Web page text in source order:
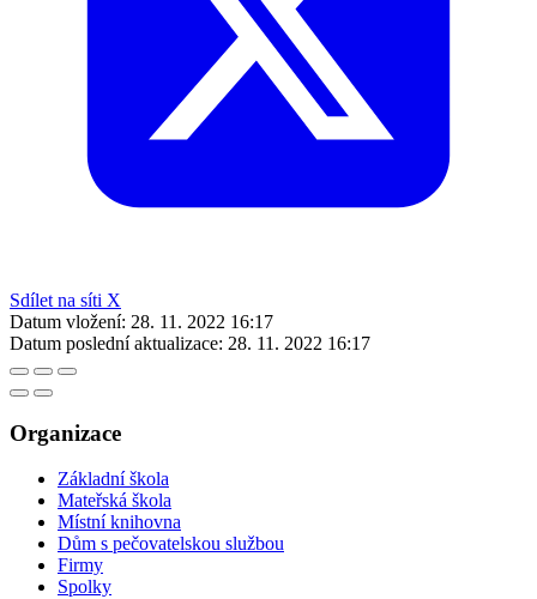
Sdílet na síti X
Datum vložení: 28. 11. 2022 16:17
Datum poslední aktualizace: 28. 11. 2022 16:17
Organizace
Základní škola
Mateřská škola
Místní knihovna
Dům s pečovatelskou službou
Firmy
Spolky